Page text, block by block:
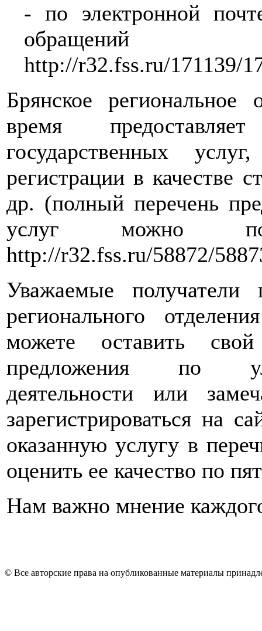
- по электронной
http://r32.fss.ru/171139/
Брянское
время
государственных
регистрации в качестве
др. (полный перечень
услуг можно
http://r32.fss.ru/58872/
Уважаемые получатели
регионального
можете оставить
предложения по
деятельности или
зарегистрироваться на
оказанную услугу в
оценить ее качество по
Нам важно мнение
© Все авторские права на опубликованные материалы